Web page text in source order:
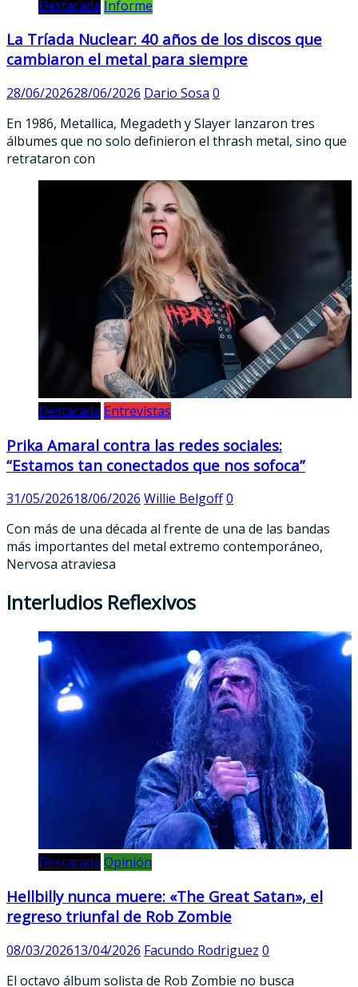
Destacada Informe
La Tríada Nuclear: 40 años de los discos que
cambiaron el metal para siempre
28/06/202628/06/2026 Dario Sosa 0
En 1986, Metallica, Megadeth y Slayer lanzaron tres
álbumes que no solo definieron el thrash metal, sino que
retrataron con
Destacada Entrevistas
Prika Amaral contra las redes sociales:
“Estamos tan conectados que nos sofoca”
31/05/202618/06/2026 Willie Belgoff0
Con más de una década al frente de una de las bandas
más importantes del metal extremo contemporáneo,
Nervosa atraviesa
Interludios Reflexivos
Destacada Opinión
Hellbilly nunca muere: «The Great Satan», el
regreso triunfal de Rob Zombie
08/03/202613/04/2026 Facundo Rodriguez 0
El octavo álbum solista de Rob Zombie no busca